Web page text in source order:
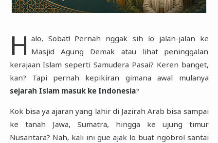
H alo, Sobat! Pernah nggak sih lo jalan-jalan ke
Masjid Agung Demak atau lihat peninggalan
kerajaan Islam seperti Samudera Pasai? Keren banget,
kan? Tapi pernah kepikiran gimana awal mulanya
sejarah Islam masuk ke Indonesia?
Kok bisa ya ajaran yang lahir di Jazirah Arab bisa sampai
ke tanah Jawa, Sumatra, hingga ke ujung timur
Nusantara? Nah, kali ini gue ajak lo buat ngobrol santai